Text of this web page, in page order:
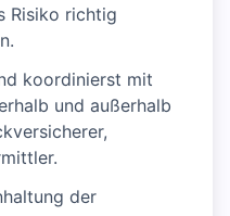
Risiko richtig
koordinierst mit
und außerhalb
der